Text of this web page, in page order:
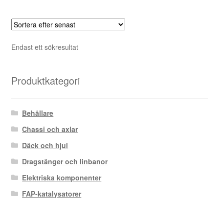
Endast ett sökresultat
Produktkategori
Behållare
Chassi och axlar
Däck och hjul
Dragstänger och linbanor
Elektriska komponenter
FAP-katalysatorer